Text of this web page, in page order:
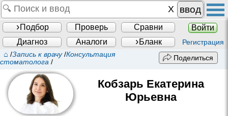
ввод
Подбор Проверь Сравни
Войти
Диагноз
Аналоги Бланк Регистрация
⌂ /Запись к врачу/Консультация
стоматолога /
Поделиться
Кобзарь Екатерина
Юрьевна